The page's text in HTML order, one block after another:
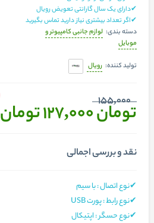
✔دارای یک سال گارانتی تعویض رویال
✔اگر تعداد بیشتری نیاز دارید تماس بگیرید
دسته بندی: لوازم جانبی کامپیوتر و
موبایل
تولید کننده: رویال
155,000
تومان 127,000 تومان
نقد و بررسی اجمالی
✔نوع اتصال : با سیم
✔نوع رابط : پورت USB
✔نوع حسگر : اپتیکال